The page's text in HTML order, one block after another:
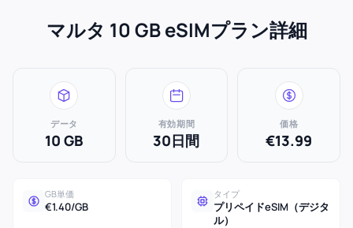
マルタ 10 GB eSIMプラン詳細
データ
10 GB
有効期間
30日間
価格
€13.99
GB単価
€1.40/GB
タイプ
プリペイドeSIM（デジタ
ル）